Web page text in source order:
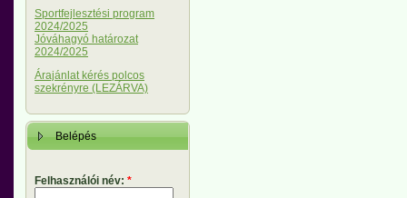
Sportfejlesztési program
2024/2025
Jóváhagyó határozat
2024/2025
Árajánlat kérés polcos
szekrényre (LEZÁRVA)
Belépés
Felhasználói név: *